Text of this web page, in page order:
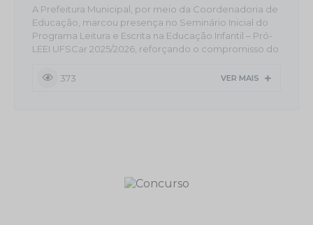
373
A Prefeitura Municipal, por meio da Coordenadoria de
Educação, marcou presença no Seminário Inicial do
Programa Leitura e Escrita na Educação Infantil – Pró-
LEEI UFSCar 2025/2026, reforçando o compromisso do
da Educação Infantil. O encontro marca oficialmente o
VER MAIS